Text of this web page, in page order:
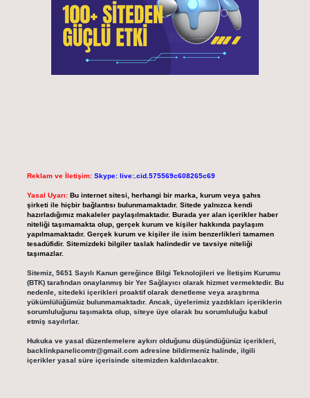
Reklam ve İletişim: Skype: live:.cid.575569c608265c69
Yasal Uyarı: Bu internet sitesi, herhangi bir marka, kurum veya şahıs
şirketi ile hiçbir bağlantısı bulunmamaktadır. Sitede yalnızca kendi
hazırladığımız makaleler paylaşılmaktadır. Burada yer alan içerikler haber
niteliği taşımamakta olup, gerçek kurum ve kişiler hakkında paylaşım
yapılmamaktadır. Gerçek kurum ve kişiler ile isim benzerlikleri tamamen
tesadüfidir. Sitemizdeki bilgiler taslak halindedir ve tavsiye niteliği
taşımazlar.
Sitemiz, 5651 Sayılı Kanun gereğince Bilgi Teknolojileri ve İletişim Kurumu
(BTK) tarafından onaylanmış bir Yer Sağlayıcı olarak hizmet vermektedir. Bu
nedenle, sitedeki içerikleri proaktif olarak denetleme veya araştırma
yükümlülüğümüz bulunmamaktadır. Ancak, üyelerimiz yazdıkları içeriklerin
sorumluluğunu taşımakta olup, siteye üye olarak bu sorumluluğu kabul
etmiş sayılırlar.
Hukuka ve yasal düzenlemelere aykırı olduğunu düşündüğünüz içerikleri,
backlinkpanelicomtr@gmail.comadresine bildirmeniz halinde, ilgili
içerikler yasal süre içerisinde sitemizden kaldırılacaktır.